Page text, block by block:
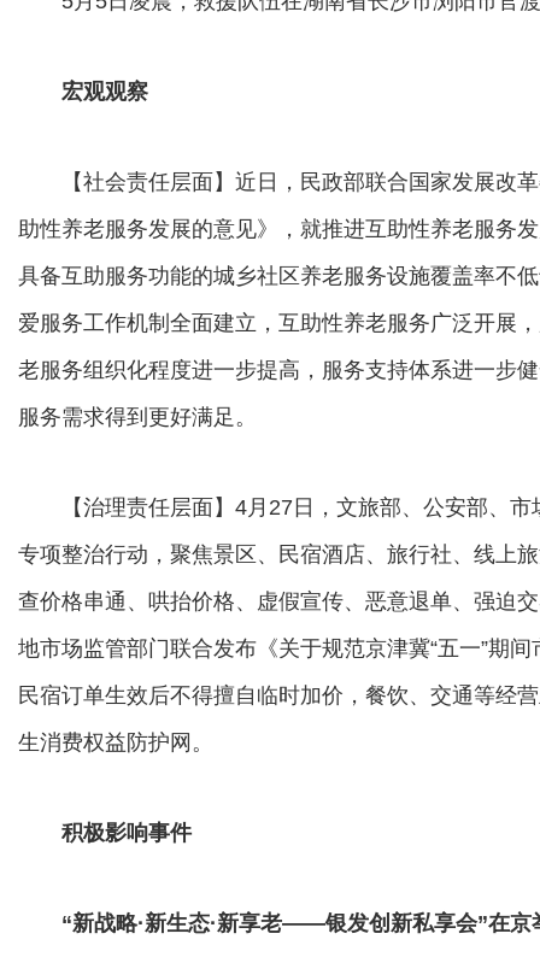
宏观观察
【社会责任层面】近日，民政部联合国家发展改革
助性养老服务发展的意见》，就推进互助性养老服务
具备互助服务功能的城乡社区养老服务设施覆盖率不
爱服务工作机制全面建立，互助性养老服务广泛开展
老服务组织化程度进一步提高，服务支持体系进一步
服务需求得到更好满足。
【治理责任层面】4月27日，文旅部、公安部、市
专项整治行动，聚焦景区、民宿酒店、旅行社、线上
查价格串通、哄抬价格、虚假宣传、恶意退单、强迫
地市场监管部门联合发布《关于规范京津冀“五一”期
民宿订单生效后不得擅自临时加价，餐饮、交通等经
生消费权益防护网。
积极影响事件
“新战略·新生态·新享老——银发创新私享会”在京